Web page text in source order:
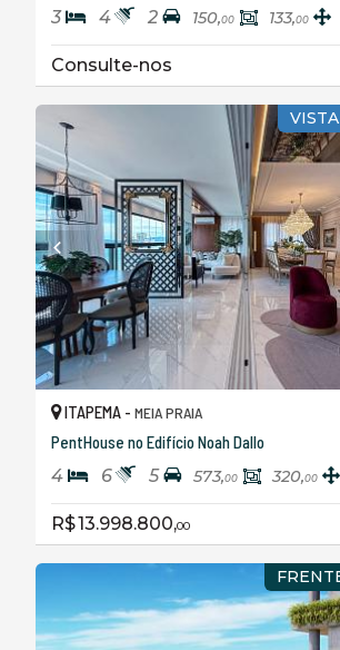
3 4 2 150,00 133,00
Consulte-nos
ITAPEMA - MEIA PRAIA
PentHouse no Edifício Noah Dallo
4 6 5 573,00 320,00
R$ 13.998.800,00